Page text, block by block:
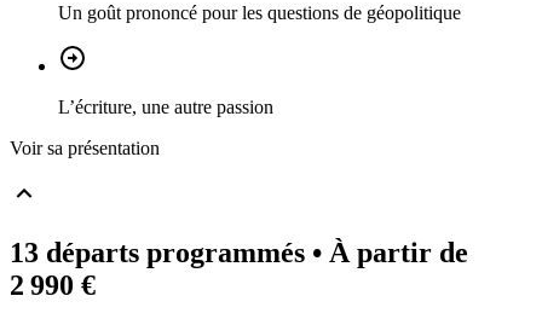
Un goût prononcé pour les questions de géopolitique
L’écriture, une autre passion
Voir sa présentation
13 départs programmés • À partir de
2 990 €